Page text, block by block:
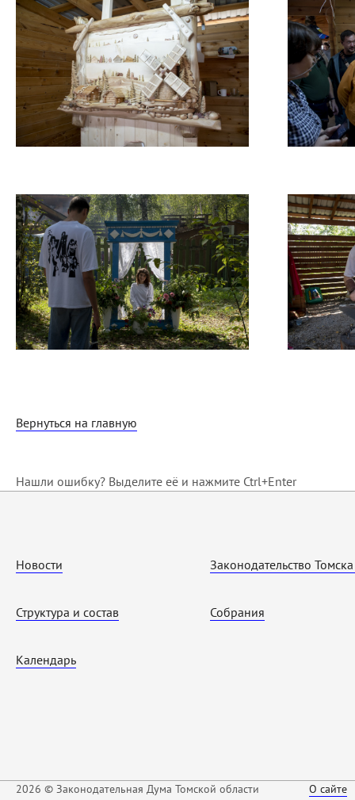
Вернуться на главную
Нашли ошибку? Выделите её и нажмите Ctrl+Enter
Новости
Структура и состав
Календарь
Законодательство
Собрания
2026 © Законодательная Дума Томской области
О сайте